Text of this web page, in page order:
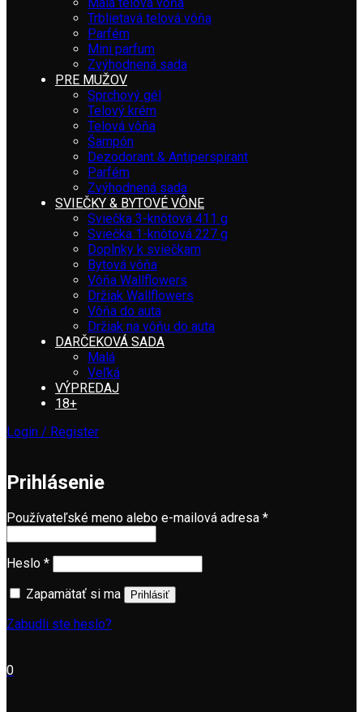
Trblietavá telová vôňa
Parfém
Mini parfum
Zvýhodnená sada
PRE MUŽOV
Sprchový gél
Telový krém
Telová vôňa
Šampón
Dezodorant & Antiperspirant
Parfém
Zvýhodnená sada
SVIEČKY & BYTOVÉ VÔNE
Sviečka 3-knôtová 411 g
Sviečka 1-knôtová 227 g
Doplnky k sviečkam
Bytová vôňa
Vôňa Wallflowers
Držiak Wallflowers
Vôňa do auta
Držiak na vôňu do auta
DARČEKOVÁ SADA
Malá
Veľká
VÝPREDAJ
18+
Login / Register
Prihlásenie
Používateľské meno alebo e-mailová adresa *
Heslo *
Zapamätať si ma
Prihlásiť
Zabudli ste heslo?
0